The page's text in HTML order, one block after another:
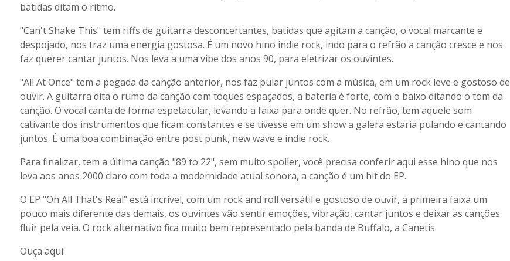
batidas ditam o ritmo.
"Can't Shake This" tem riffs de guitarra desconcertantes, batidas que agitam a canção, o vocal marcante e
despojado, nos traz uma energia gostosa. É um novo hino indie rock, indo para o refrão a canção cresce e nos
faz querer cantar juntos. Nos leva a uma vibe dos anos 90, para eletrizar os ouvintes.
"All At Once" tem a pegada da canção anterior, nos faz pular juntos com a música, em um rock leve e gostoso de
ouvir. A guitarra dita o rumo da canção com toques espaçados, a bateria é forte, com o baixo ditando o tom da
canção. O vocal canta de forma espetacular, levando a faixa para onde quer. No refrão, tem aquele som
cativante dos instrumentos que ficam constantes e se tivesse em um show a galera estaria pulando e cantando
juntos. É uma boa combinação entre post punk, new wave e indie rock.
Para finalizar, tem a última canção "89 to 22", sem muito spoiler, você precisa conferir aqui esse hino que nos
leva aos anos 2000 claro com toda a modernidade atual sonora, a canção é um hit do EP.
O EP "On All That's Real" está incrível, com um rock and roll versátil e gostoso de ouvir, a primeira faixa um
pouco mais diferente das demais, os ouvintes vão sentir emoções, vibração, cantar juntos e deixar as canções
fluir pela veia. O rock alternativo fica muito bem representado pela banda de Buffalo, a Canetis.
Ouça aqui: